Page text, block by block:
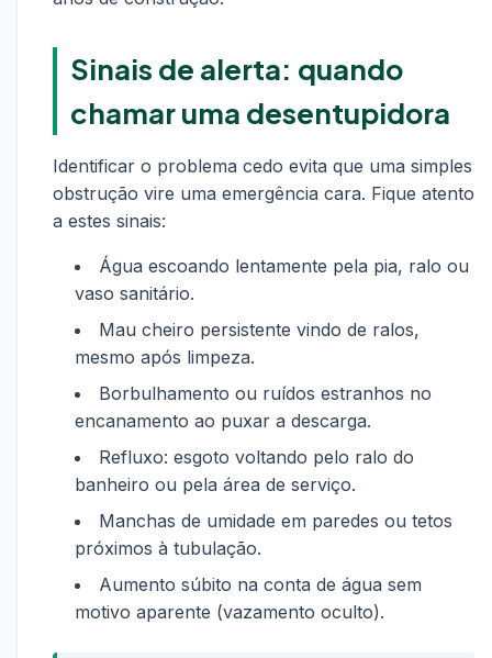
Sinais de alerta: quando
chamar uma desentupidora
Identificar o problema cedo evita que uma simples
obstrução vire uma emergência cara. Fique atento
a estes sinais:
Água escoando lentamente pela pia, ralo ou
vaso sanitário.
Mau cheiro persistente vindo de ralos,
mesmo após limpeza.
Borbulhamento ou ruídos estranhos no
encanamento ao puxar a descarga.
Refluxo: esgoto voltando pelo ralo do
banheiro ou pela área de serviço.
Manchas de umidade em paredes ou tetos
próximos à tubulação.
Aumento súbito na conta de água sem
motivo aparente (vazamento oculto).